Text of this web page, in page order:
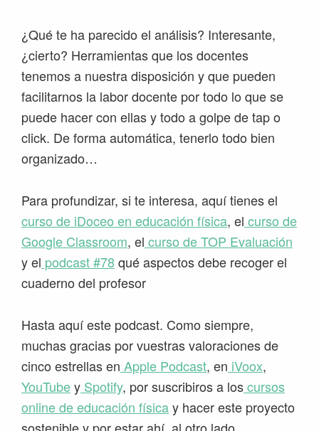
¿Qué te ha parecido el análisis? Interesante,
¿cierto? Herramientas que los docentes
tenemos a nuestra disposición y que pueden
facilitarnos la labor docente por todo lo que se
puede hacer con ellas y todo a golpe de tap o
click. De forma automática, tenerlo todo bien
organizado…
Para profundizar, si te interesa, aquí tienes el
curso de iDoceo en educación física, el curso de
Google Classroom, el curso de TOP Evaluación
y el podcast #78qué aspectos debe recoger el
cuaderno del profesor
Hasta aquí este podcast. Como siempre,
muchas gracias por vuestras valoraciones de
cinco estrellas en Apple Podcast, en iVoox,
YouTubey Spotify, por suscribiros a loscursos
online de educación físicay hacer este proyecto